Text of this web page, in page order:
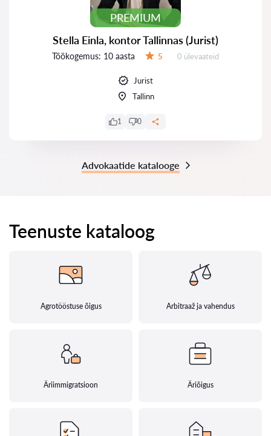
PREMIUM
Stella Einla, kontor Tallinnas (Jurist)
Töökogemus: 10 aasta 5 Ülevaateid:
0 ülevaateid
Jurist
Tallinn
1 0
Advokaatide katalooge
Teenuste kataloog
Agrotööstuse õigus Arbitraaž ja vahendus
Äriimmigratsioon Äriõigus